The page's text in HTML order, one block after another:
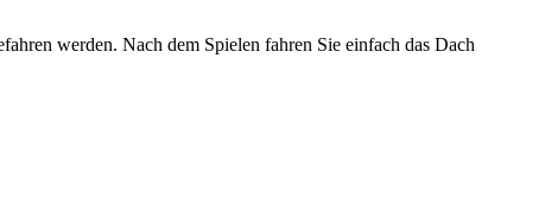
werden. Nach dem Spielen fahren Sie einfach das Dach